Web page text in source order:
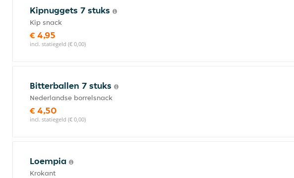
Kipnuggets 7 stuks
Kip snack
€ 4,95
incl. statiegeld (€ 0,00)
Bitterballen 7 stuks
Nederlandse borrelsnack
€ 4,50
incl. statiegeld (€ 0,00)
Loempia
Krokant